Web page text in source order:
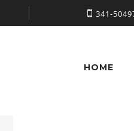
341-
HOME